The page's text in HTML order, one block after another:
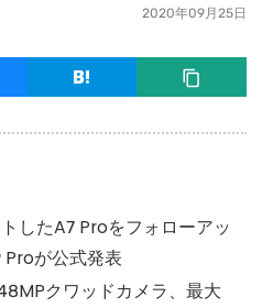
2020年09月25日
したA7 Proをフォローアッ
が公式発表
クワッドカメラ、最大